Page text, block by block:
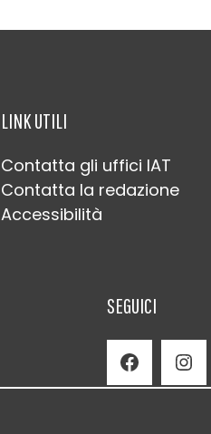
LINK UTILI
Contatta gli uffici IAT
Contatta la redazione
Accessibilità
SEGUICI
Facebook Instagram